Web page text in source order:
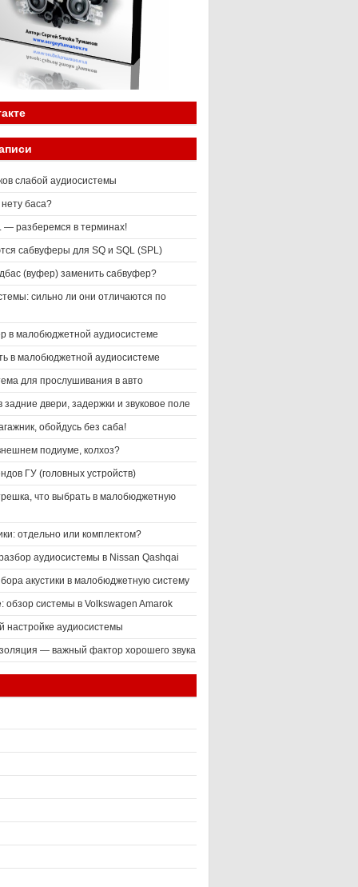
слабой аудиосистемы
баса?
— разберемся в терминах!
сабвуферы для SQ и SQL (SPL)
(вуфер) заменить сабвуфер?
сильно ли они отличаются по
в малобюджетной аудиосистеме
в малобюджетной аудиосистеме
для прослушивания в авто
задние двери, задержки и звуковое поле
обойдусь без саба!
подиуме, колхоз?
ГУ (головных устройств)
что выбрать в малобюджетную
отдельно или комплектом?
аудиосистемы в Nissan Qashqai
акустики в малобюджетную систему
обзор системы в Volkswagen Amarok
настройке аудиосистемы
— важный фактор хорошего звука